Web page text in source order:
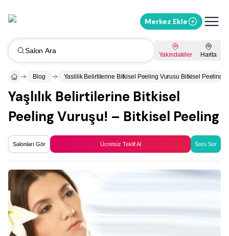
Merkez Ekle
Salon Ara Yakındakiler Harita
Blog Yaslilik Belirtilerine Bitkisel Peeling Vurusu Bitkisel Peeling
Yaşlılık Belirtilerine Bitkisel
Peeling Vuruşu! – Bitkisel Peeling
Salonları Gör Ücretsiz Teklif Al Soru Sor